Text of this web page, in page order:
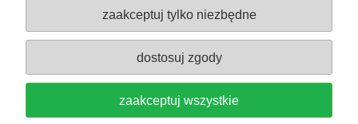
Gwarancja i zwroty
O firmie
Sklep fx-shop24.com | ul. Henryka Pobożnego 10,
Krosno Odrzańskie 66-600, woj. lubuskie | tel:
607544533| email:festool.dealer@gmail.com
zaakceptuj tylko niezbędne
dostosuj zgody
zaakceptuj wszystkie